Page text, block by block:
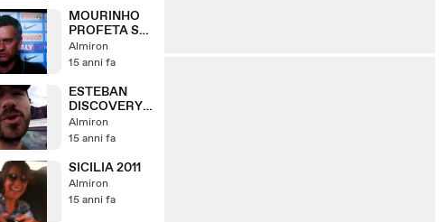
MOURINHO
PROFETA SU
ROCCHI:
'SENTO UNO
ODORE...'
Almiron
15 anni fa
ESTEBAN
DISCOVERY
CHANNEL
Almiron
15 anni fa
SICILIA 2011
Almiron
15 anni fa